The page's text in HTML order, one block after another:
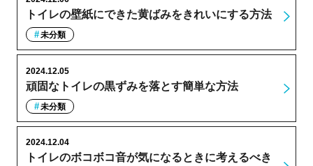
トイレの壁紙にできた黄ばみをきれいにする方法
未分類
頑固なトイレの黒ずみを落とす簡単な方法
2024.12.05
未分類
トイレのボコボコ音が気になるときに考えるべき
2024.12.04